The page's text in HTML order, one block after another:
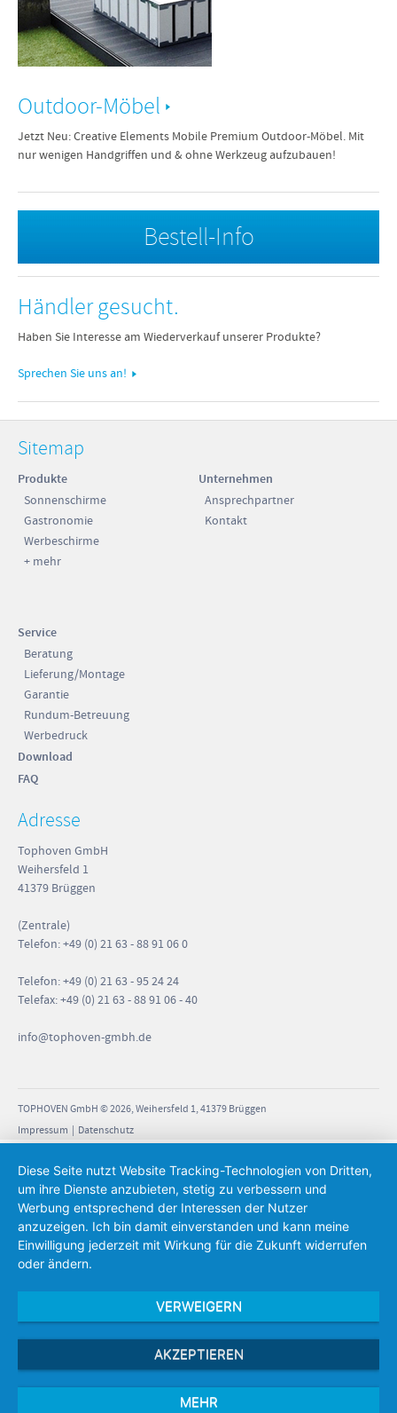
Outdoor-Möbel
Jetzt Neu: Creative Elements Mobile Premium Outdoor-Möbel. Mit
nur wenigen Handgriffen und & ohne Werkzeug aufzubauen!
Bestell-Info
Händler gesucht.
Haben Sie Interesse am Wiederverkauf unserer Produkte?
Sprechen Sie uns an!
Sitemap
Produkte
Sonnenschirme
Gastronomie
Werbeschirme
+ mehr
Unternehmen
Ansprechpartner
Kontakt
Service
Beratung
Lieferung/Montage
Garantie
Rundum-Betreuung
Werbedruck
Download
FAQ
Adresse
Tophoven GmbH
Weihersfeld 1
41379 Brüggen
(Zentrale)
Telefon: +49 (0) 21 63 - 88 91 06 0
Telefon: +49 (0) 21 63 - 95 24 24
Telefax: +49 (0) 21 63 - 88 91 06 - 40
info@tophoven-gmbh.de
TOPHOVEN GmbH © 2026, Weihersfeld 1, 41379 Brüggen
Impressum
Datenschutz
Diese Seite nutzt Website Tracking-Technologien von Dritten,
um ihre Dienste anzubieten, stetig zu verbessern und
Werbung entsprechend der Interessen der Nutzer
anzuzeigen. Ich bin damit einverstanden und kann meine
Einwilligung jederzeit mit Wirkung für die Zukunft widerrufen
oder ändern.
VERWEIGERN
AKZEPTIEREN
MEHR